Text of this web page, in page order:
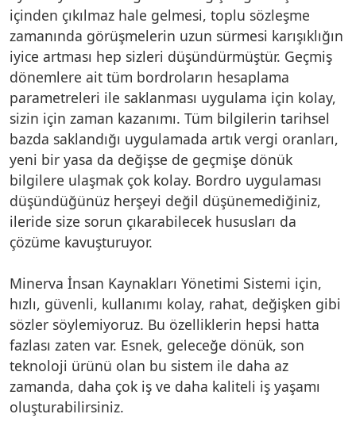
içinden çıkılmaz hale gelmesi, toplu sözleşme
zamanında görüşmelerin uzun sürmesi karışıklığın
iyice artması hep sizleri düşündürmüştür. Geçmiş
dönemlere ait tüm bordroların hesaplama
parametreleri ile saklanması uygulama için kolay,
sizin için zaman kazanımı. Tüm bilgilerin tarihsel
bazda saklandığı uygulamada artık vergi oranları,
yeni bir yasa da değişse de geçmişe dönük
bilgilere ulaşmak çok kolay. Bordro uygulaması
düşündüğünüz herşeyi değil düşünemediğiniz,
ileride size sorun çıkarabilecek hususları da
çözüme kavuşturuyor.
Minerva İnsan Kaynakları Yönetimi Sistemi için,
hızlı, güvenli, kullanımı kolay, rahat, değişken gibi
sözler söylemiyoruz. Bu özelliklerin hepsi hatta
fazlası zaten var. Esnek, geleceğe dönük, son
teknoloji ürünü olan bu sistem ile daha az
zamanda, daha çok iş ve daha kaliteli iş yaşamı
oluşturabilirsiniz.